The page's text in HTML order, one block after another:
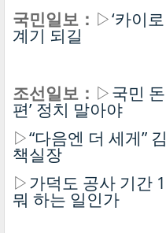
국민일보： ▷‘카이
계기 되길
조선일보： ▷국민
편’ 정치 말아야
▷“다음엔 더 세게”
책실장
▷가덕도 공사 기
뭐 하는 일인가